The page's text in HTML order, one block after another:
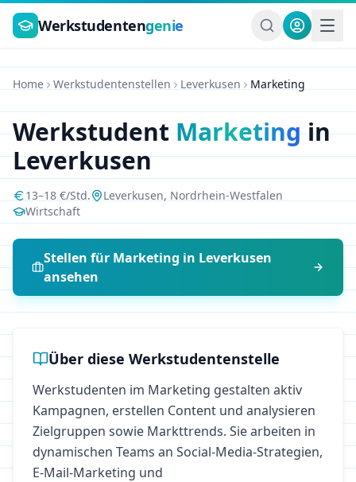
Zum Hauptinhalt springen
Werkstudentengenie
Home Werkstudentenstellen Leverkusen Marketing
WerkstudentMarketingin
Leverkusen
13–18 €/Std. Leverkusen, Nordrhein-Westfalen
Wirtschaft
Stellen für Marketing in Leverkusen
ansehen
Über diese Werkstudentenstelle
Werkstudenten im Marketing gestalten aktiv
Kampagnen, erstellen Content und analysieren
Zielgruppen sowie Markttrends. Sie arbeiten in
dynamischen Teams an Social-Media-Strategien,
E-Mail-Marketing und